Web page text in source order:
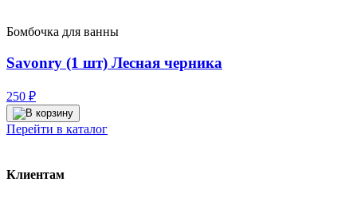
Бомбочка для ванны
Savonry (1 шт) Лесная черника
250 ₽
Перейти в каталог
Клиентам